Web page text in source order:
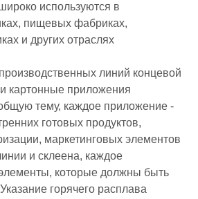
используются в
пищевых фабриках,
и других отраслях
линий концевой
картонные приложения
тему, каждое приложение -
готовых продуктов,
маркетинговых элементов
и склеена, каждое
которые должны быть
горячего расплава